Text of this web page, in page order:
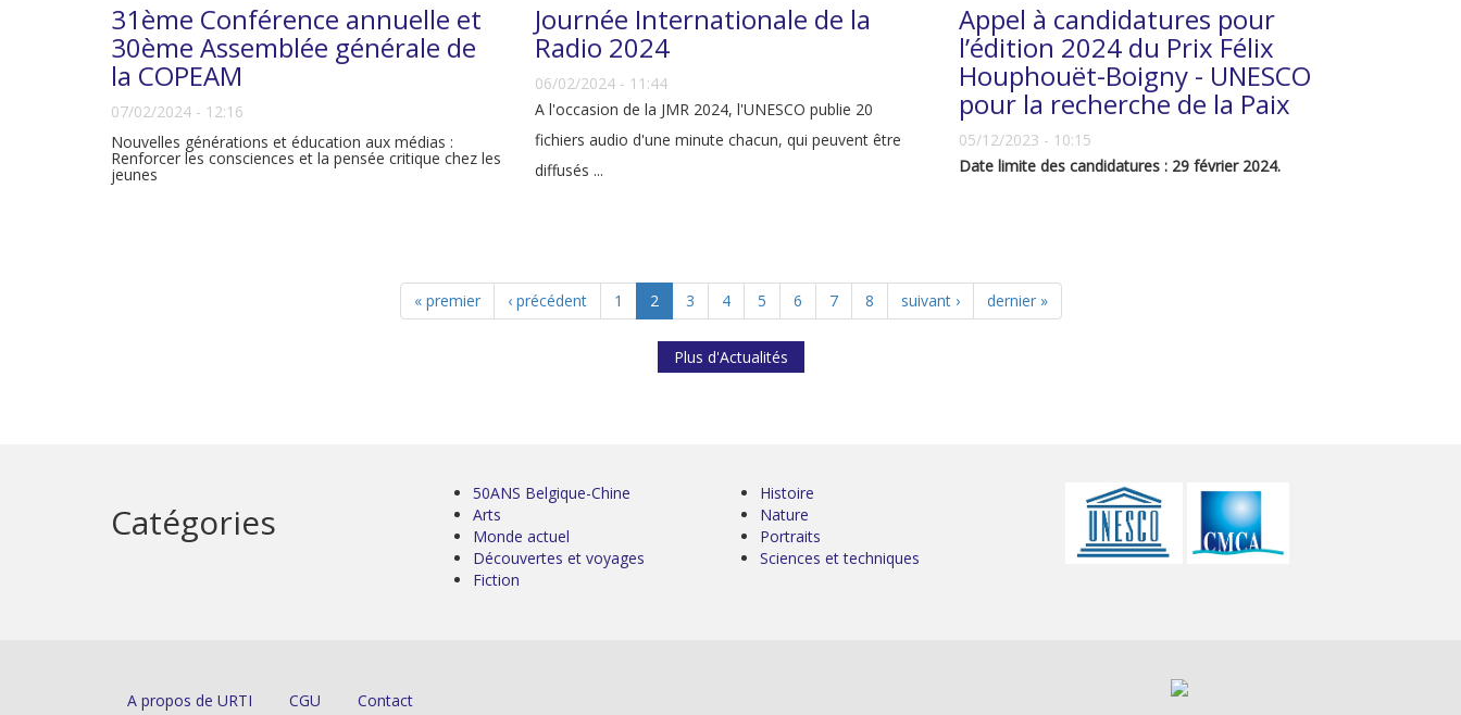
31ème Conférence annuelle et
30ème Assemblée générale de
la COPEAM
07/02/2024 - 12:16
Nouvelles générations et éducation aux médias :
Renforcer les consciences et la pensée critique chez les
jeunes
Journée Internationale de la
Radio 2024
06/02/2024 - 11:44
A l'occasion de la JMR 2024, l'UNESCO publie 20
fichiers audio d'une minute chacun, qui peuvent être
diffusés ...
Appel à candidatures pour
l’édition 2024 du Prix Félix
Houphouët-Boigny - UNESCO
pour la recherche de la Paix
05/12/2023 - 10:15
Date limite des candidatures : 29 février 2024.
« premier ‹ précédent 1 2 3 4 5 6 7 8 suivant › dernier »
Plus d'Actualités
Catégories
50ANS Belgique-Chine
Arts
Monde actuel
Découvertes et voyages
Fiction
Histoire
Nature
Portraits
Sciences et techniques
A propos de URTI CGU Contact